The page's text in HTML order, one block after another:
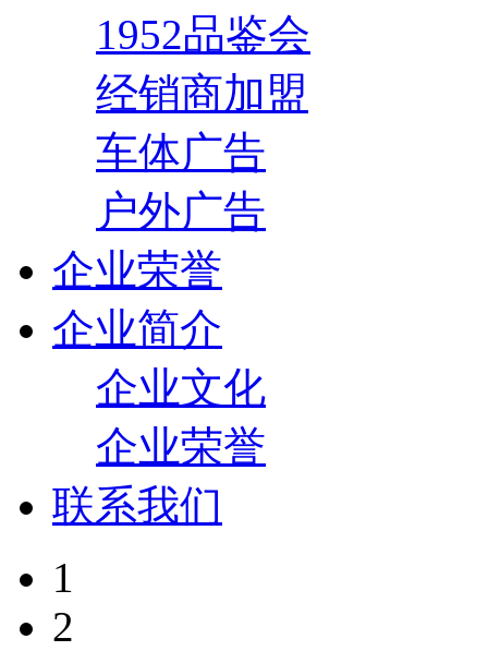
1952品鉴会
经销商加盟
车体广告
户外广告
企业荣誉
企业简介
企业文化
企业荣誉
联系我们
1
2